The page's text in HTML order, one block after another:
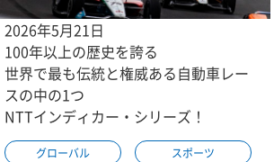
2026年5月21日
100年以上の歴史を誇る
世界で最も伝統と権威ある自動車レー
スの中の1つ
NTTインディカー・シリーズ！
グローバル スポーツ